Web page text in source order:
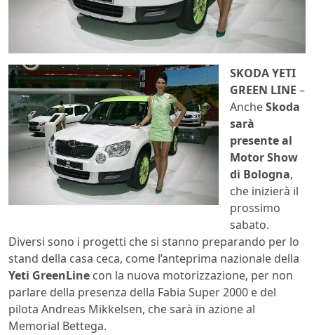
SKODA YETI
GREEN LINE –
AncheSkoda
sarà
presente al
Motor Show
di Bologna,
che inizierà il
prossimo
sabato.
Diversi sono i progetti che si stanno preparando per lo
stand della casa ceca, come l’anteprima nazionale della
Yeti GreenLine con la nuova motorizzazione, per non
parlare della presenza della Fabia Super 2000 e del
pilota Andreas Mikkelsen, che sarà in azione al
Memorial Bettega.